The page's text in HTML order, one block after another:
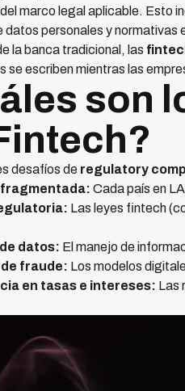
marco legal aplicable. Esto
datos personales y normativas
la banca tradicional, las
se escriben mientras las
son
desafíos de regulatory
Cada país en
Las leyes fintech
datos: El manejo de
fraude: Los modelos
en tasas e intereses: Las